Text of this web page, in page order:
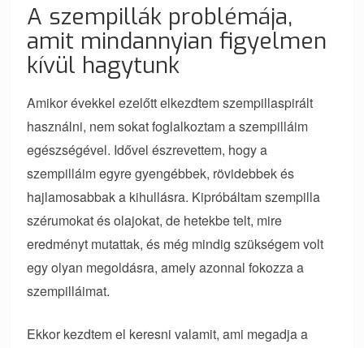
A szempillák problémája,
amit mindannyian figyelmen
kívül hagytunk
Amikor évekkel ezelőtt elkezdtem szempillaspirált
használni, nem sokat foglalkoztam a szempilláim
egészségével. Idővel észrevettem, hogy a
szempilláim egyre gyengébbek, rövidebbek és
hajlamosabbak a kihullásra. Kipróbáltam szempilla
szérumokat és olajokat, de hetekbe telt, mire
eredményt mutattak, és még mindig szükségem volt
egy olyan megoldásra, amely azonnal fokozza a
szempilláimat.
Ekkor kezdtem el keresni valamit, ami megadja a